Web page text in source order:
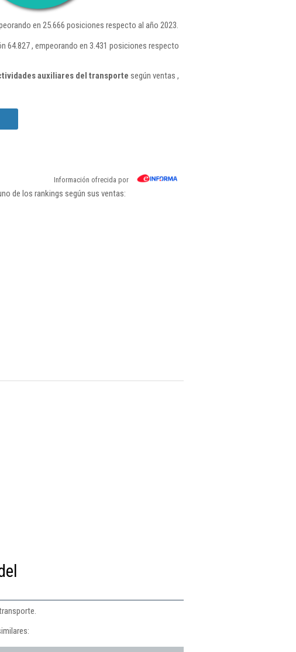
en 25.666 posiciones respecto al año 2023.
64.827 , empeorando en 3.431 posiciones respecto
auxiliares del transporte según ventas ,
Información ofrecida por
de los rankings según sus ventas: